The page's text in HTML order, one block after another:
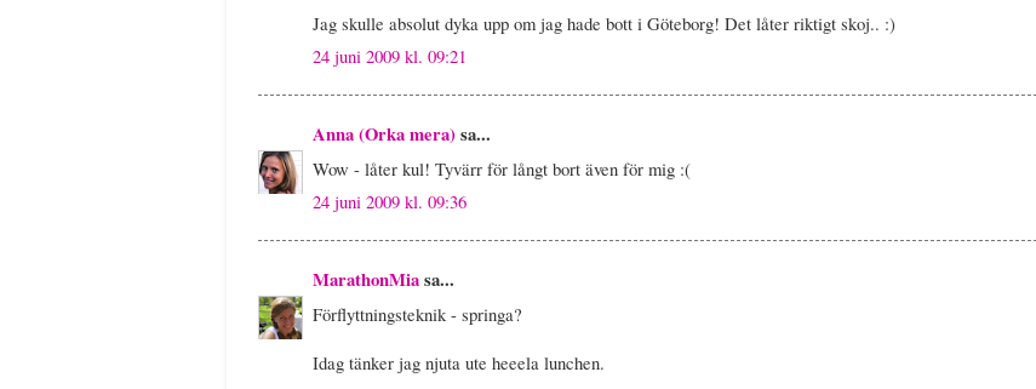
Jag skulle absolut dyka upp om jag hade bott i Göteborg! Det låter riktigt skoj.. :)
24 juni 2009 kl. 09:21
Anna (Orka mera)sa...
Wow - låter kul! Tyvärr för långt bort även för mig :(
24 juni 2009 kl. 09:36
MarathonMiasa...
Förflyttningsteknik - springa?
Idag tänker jag njuta ute heeela lunchen.